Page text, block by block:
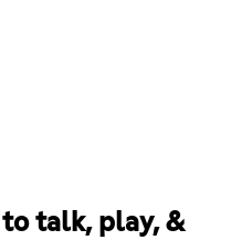
to talk, play, &